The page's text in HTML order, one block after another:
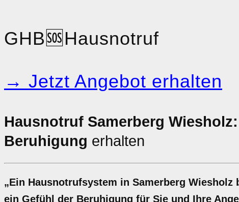
GHB🆘Hausnotruf
→ Jetzt Angebot erhalten
Hausnotruf Samerberg Wiesholz:
Beruhigung erhalten
„Ein Hausnotrufsystem in Samerberg
ein Gefühl der Beruhigung für Sie und Ihre